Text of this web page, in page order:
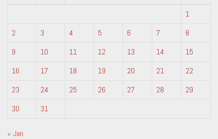
1
2
3 4 5 6 7
8
9
10 11 12 13 14
15
16
17 18 19 20 21
22
23
24 25 26 27 28
29
30
31
« Jan